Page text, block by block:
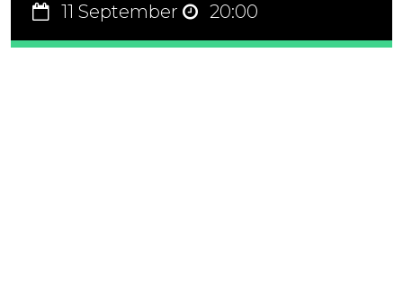
11 September 20:00